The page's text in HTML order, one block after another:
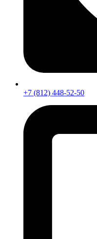
+7 (812) 448-52-50